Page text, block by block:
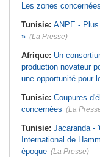
Les zones concernées
Tunisie: ANPE -
» (La Presse)
Afrique: Un
production novateur
une opportunité pour
Tunisie: Coupures
concernées (La
Tunisie: Jacaranda -
International de
époque (La Presse)